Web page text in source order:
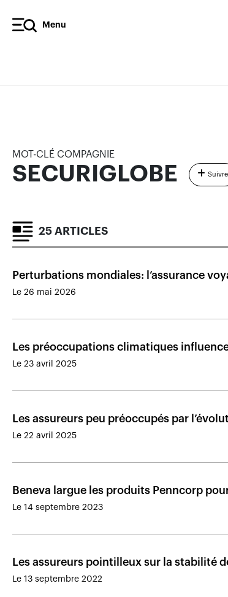
Menu
MOT-CLÉ COMPAGNIE
SECURIGLOBE Suivre
25 ARTICLES
Perturbations mondiales: l’assurance
Le 26 mai 2026
Les préoccupations climatiques
Le 23 avril 2025
Les assureurs peu préoccupés par
Le 22 avril 2025
Beneva largue les produits Penncorp
Le 14 septembre 2023
Les assureurs pointilleux sur la stabilité
Le 13 septembre 2022